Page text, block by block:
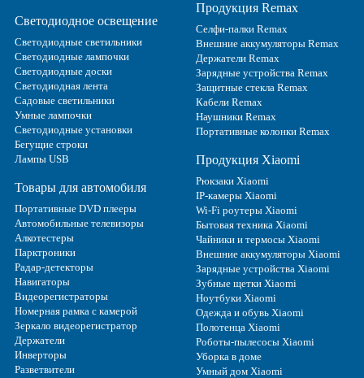
Светодиодное освещение
Светодиодные светильники
Светодиодные лампочки
Светодиодные доски
Светодиодная лента
Садовые светильники
Умные лампочки
Светодиодные установки
Бегущие строки
Лампы USB
Товары для автомобиля
Портативные DVD плееры
Автомобильные телевизоры
Алкотестеры
Парктроники
Радар-детекторы
Навигаторы
Видеорегистраторы
Номерная рамка с камерой
Зеркало видеорегистратор
Держатели
Инверторы
Разветвители
Продукция Remax
Селфи-палки Remax
Внешние аккумуляторы Remax
Держатели Remax
Зарядные устройства Remax
Защитные стекла Remax
Кабели Remax
Наушники Remax
Портативные колонки Remax
Продукция Xiaomi
Рюкзаки Xiaomi
IP-камеры Xiaomi
Wi-Fi роутеры Xiaomi
Бытовая техника Xiaomi
Чайники и термосы Xiaomi
Внешние аккумуляторы Xiaomi
Зарядные устройства Xiaomi
Зубные щетки Xiaomi
Ноутбуки Xiaomi
Одежда и обувь Xiaomi
Полотенца Xiaomi
Роботы-пылесосы Xiaomi
Уборка в доме
Умный дом Xiaomi